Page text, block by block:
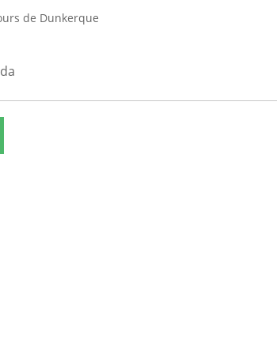
de Dunkerque